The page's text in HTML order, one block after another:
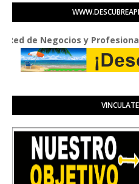
Negocios y Profesionales